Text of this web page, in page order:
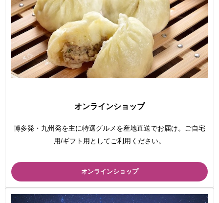
オンラインショップ
博多発・九州発を主に特選グルメを産地直送でお届け。ご自宅
用/ギフト用としてご利用ください。
オンラインショップ